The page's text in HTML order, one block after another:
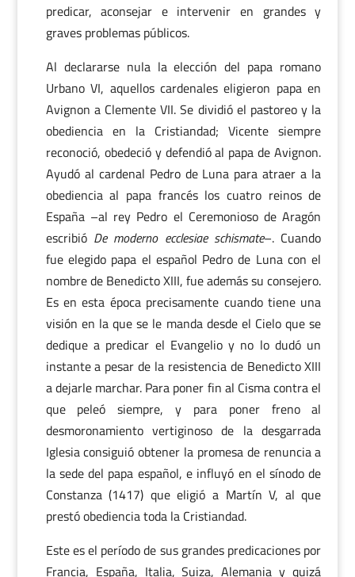
predicar, aconsejar e intervenir en grandes y
graves problemas públicos.
Al declararse nula la elección del papa romano
Urbano VI, aquellos cardenales eligieron papa en
Avignon a Clemente VII. Se dividió el pastoreo y la
obediencia en la Cristiandad; Vicente siempre
reconoció, obedeció y defendió al papa de Avignon.
Ayudó al cardenal Pedro de Luna para atraer a la
obediencia al papa francés los cuatro reinos de
España –al rey Pedro el Ceremonioso de Aragón
escribió De moderno ecclesiae schismate–. Cuando
fue elegido papa el español Pedro de Luna con el
nombre de Benedicto XIII, fue además su consejero.
Es en esta época precisamente cuando tiene una
visión en la que se le manda desde el Cielo que se
dedique a predicar el Evangelio y no lo dudó un
instante a pesar de la resistencia de Benedicto XIII
a dejarle marchar. Para poner fin al Cisma contra el
que peleó siempre, y para poner freno al
desmoronamiento vertiginoso de la desgarrada
Iglesia consiguió obtener la promesa de renuncia a
la sede del papa español, e influyó en el sínodo de
Constanza (1417) que eligió a Martín V, al que
prestó obediencia toda la Cristiandad.
Este es el período de sus grandes predicaciones por
Francia, España, Italia, Suiza, Alemania y quizá